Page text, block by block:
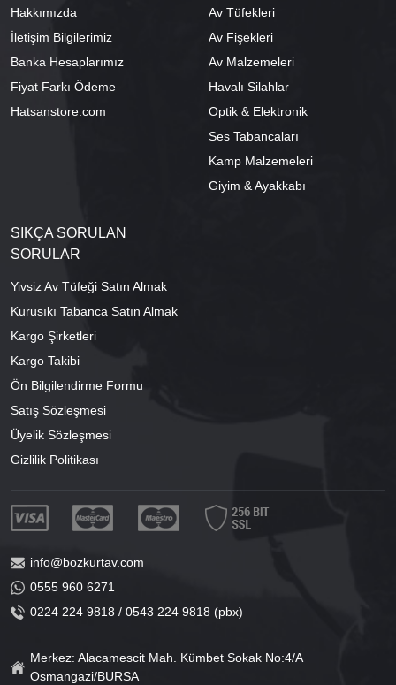
Hakkımızda
İletişim Bilgilerimiz
Banka Hesaplarımız
Fiyat Farkı Ödeme
Hatsanstore.com
Av Tüfekleri
Av Fişekleri
Av Malzemeleri
Havalı Silahlar
Optik & Elektronik
Ses Tabancaları
Kamp Malzemeleri
Giyim & Ayakkabı
SIKÇA SORULAN
SORULAR
Yivsiz Av Tüfeği Satın Almak
Kurusıkı Tabanca Satın Almak
Kargo Şirketleri
Kargo Takibi
Ön Bilgilendirme Formu
Satış Sözleşmesi
Üyelik Sözleşmesi
Gizlilik Politikası
info@bozkurtav.com
0555 960 6271
0224 224 9818 / 0543 224 9818 (pbx)
Merkez: Alacamescit Mah. Kümbet Sokak No:4/A
Osmangazi/BURSA